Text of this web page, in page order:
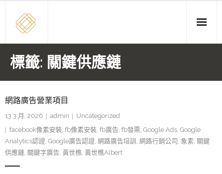
content
標籤: 關鍵供應鏈
網路廣告營業項目
13 3 月, 2026 admin
Uncategorized
facebook像素安裝, fb像素安裝, fb廣告, fb發票, Google Ads, Google
Analytics認證, Google廣告認證, 網路廣告培訓 , 網路行銷公司 , 象素, 關鍵
供應鏈, 關鍵字廣告, 黃世樵, 黃世樵Albert